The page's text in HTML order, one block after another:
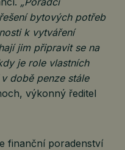
bytových potřeb
k vytváření
jim připravit se na
je role vlastních
době penze stále
výkonný ředitel
finanční poradenství